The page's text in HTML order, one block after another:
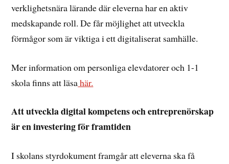
verklighetsnära lärande där eleverna har en aktiv
medskapande roll. De får möjlighet att utveckla
förmågor som är viktiga i ett digitaliserat samhälle.
Mer information om personliga elevdatorer och 1-1
skola finns att läsahär.
Att utveckla digital kompetens och entreprenörskap
är en investering för framtiden
I skolans styrdokument framgår att eleverna ska få